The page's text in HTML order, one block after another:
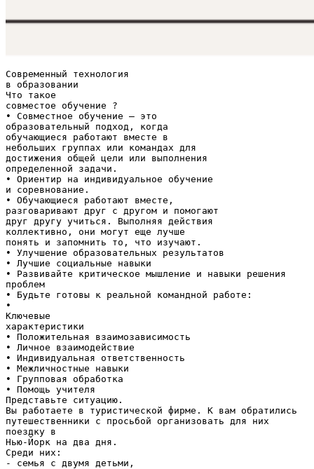
Современный технология
в образовании
Что такое
совместое обучение ?
• Совместное обучение – это
образовательный подход, когда
обучающиеся работают вместе в
небольших группах или командах для
достижения общей цели или выполнения
определенной задачи.
• Ориентир на индивидуальное обучение
и соревнование.
• Обучающиеся работают вместе,
разговаривают друг с другом и помогают
друг другу учиться. Выполняя действия
коллективно, они могут еще лучше
понять и запомнить то, что изучают.
• Улучшение образовательных результатов
• Лучшие социальные навыки
• Развивайте критическое мышление и навыки решения
проблем
• Будьте готовы к реальной командной работе:
•
Ключевые
характеристики
• Положительная взаимозависимость
• Личное взаимодействие
• Индивидуальная ответственность
• Межличностные навыки
• Групповая обработка
• Помощь учителя
Представьте ситуацию.
Вы работаете в туристической фирме. К вам обратились
путешественники с просьбой организовать для них
поездку в
Нью-Йорк на два дня.
Среди них:
- семья с двумя детьми,